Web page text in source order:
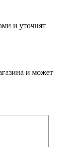
и уточнят
и может